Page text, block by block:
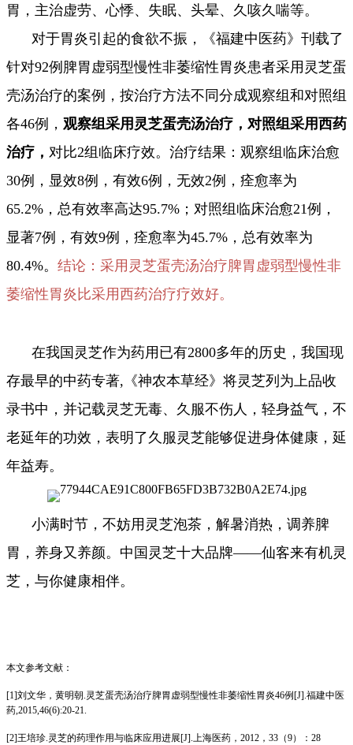
胃，主治虚劳、心悸、失眠、头晕、久咳久喘等。
对于胃炎引起的食欲不振，《福建中医药》刊载了
针对92例脾胃虚弱型慢性非萎缩性胃炎患者采用灵芝蛋
壳汤治疗的案例，按治疗方法不同分成观察组和对照组
各46例， 观察组采用灵芝蛋壳汤治疗，对照组采用西药
治疗， 对比2组临床疗效。治疗结果：观察组临床治愈
30例，显效8例，有效6例，无效2例，痊愈率为
65.2%，总有效率高达95.7%；对照组临床治愈21例，
显著7例，有效9例，痊愈率为45.7%，总有效率为
80.4%。 结论：采用灵芝蛋壳汤治疗脾胃虚弱型慢性非
萎缩性胃炎比采用西药治疗疗效好。
在我国灵芝作为药用已有2800多年的历史，我国现
存最早的中药专著,《神农本草经》将灵芝列为上品收
录书中，并记载灵芝无毒、久服不伤人，轻身益气，不
老延年的功效，表明了久服灵芝能够促进身体健康，延
年益寿。
小满时节，不妨用灵芝泡茶，解暑消热，调养脾
胃，养身又养颜。中国灵芝十大品牌——仙客来有机灵
芝，与你健康相伴。
本文参考文献：
[1]刘文华，黄明朝.灵芝蛋壳汤治疗脾胃虚弱型慢性非萎缩性胃炎46例[J].福建中医
药,2015,46(6):20-21.
[2]王培珍.灵芝的药理作用与临床应用进展[J].上海医药，2012，33（9）：28